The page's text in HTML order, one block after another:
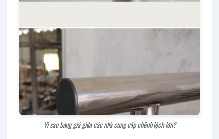
Vì sao bảng giá giữa các nhà cung cấp chênh lệch lớn?